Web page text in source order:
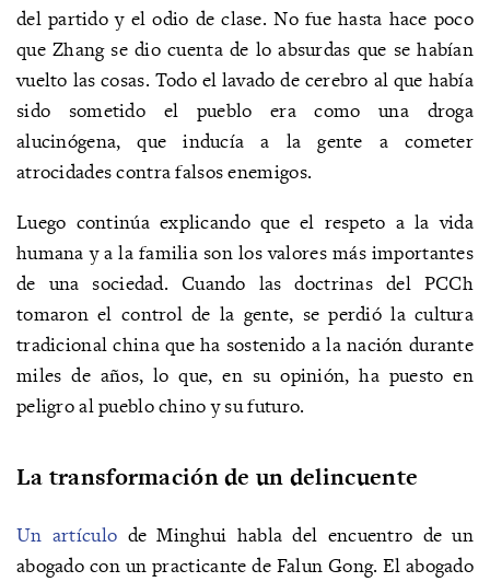
del partido y el odio de clase. No fue hasta hace poco
que Zhang se dio cuenta de lo absurdas que se habían
vuelto las cosas. Todo el lavado de cerebro al que había
sido sometido el pueblo era como una droga
alucinógena, que inducía a la gente a cometer
atrocidades contra falsos enemigos.
Luego continúa explicando que el respeto a la vida
humana y a la familia son los valores más importantes
de una sociedad. Cuando las doctrinas del PCCh
tomaron el control de la gente, se perdió la cultura
tradicional china que ha sostenido a la nación durante
miles de años, lo que, en su opinión, ha puesto en
peligro al pueblo chino y su futuro.
La transformación de un delincuente
Un artículo de Minghui habla del encuentro de un
abogado con un practicante de Falun Gong. El abogado